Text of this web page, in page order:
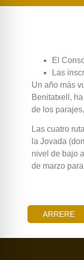
El
Las
Un año más
Benitatxell,
de los
Las cuatro
la Jovada
nivel de bajo
de marzo
ARRERE